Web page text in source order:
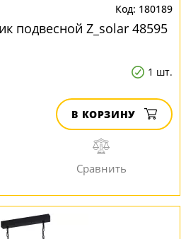
180189
подвесной Z_solar 48595
1 шт.
В КОРЗИНУ